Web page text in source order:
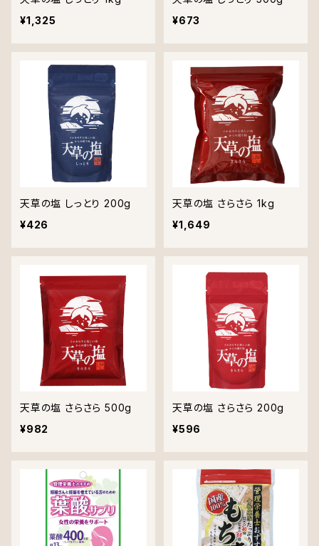
¥1,325
¥673
天草の塩 しっとり 200g
¥426
天草の塩 さらさら 1kg
¥1,649
天草の塩 さらさら 500g
¥982
天草の塩 さらさら 200g
¥596